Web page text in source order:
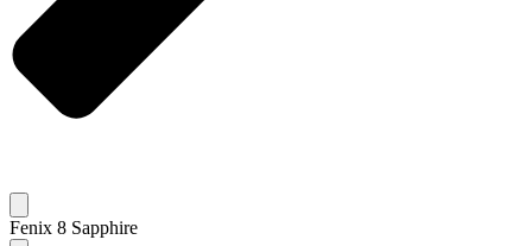
Fenix 8 Sapphire